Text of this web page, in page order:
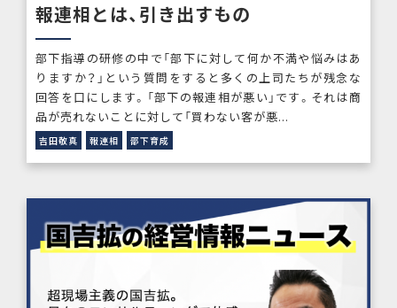
報連相とは、引き出すもの
部下指導の研修の中で「部下に対して何か不満や悩みはあ
りますか？」という質問をすると多くの上司たちが残念な
回答を口にします。「部下の報連相が悪い」です。それは商
品が売れないことに対して「買わない客が悪...
吉田敬真 報連相 部下育成